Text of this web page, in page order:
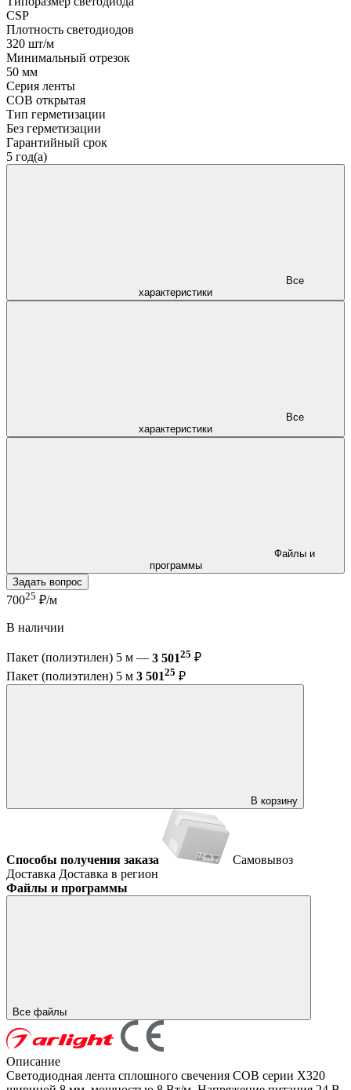
CSP
Плотность светодиодов
320 шт/м
Минимальный отрезок
50 мм
Серия ленты
COB открытая
Тип герметизации
Без герметизации
Гарантийный срок
5 год(а)
характеристики
характеристики
программы
Задать вопрос
70025 ₽/м
В наличии
Пакет (полиэтилен) 5 м — 3 50125 ₽
Пакет (полиэтилен) 5 м 3 50125 ₽
В корзину
Способы получения заказа
Самовывоз
Доставка Доставка в регион
Файлы и программы
Все файлы
Описание
Светодиодная лента сплошного свечения COB серии X320